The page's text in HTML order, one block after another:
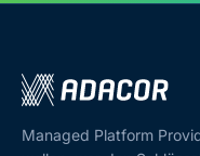
Managed Platform